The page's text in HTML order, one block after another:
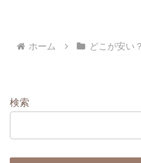
ホーム どこが安い
検索